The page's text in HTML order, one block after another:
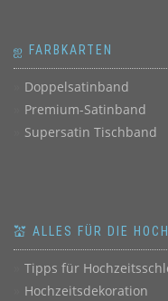
ஐ FARBKARTEN
Doppelsatinband
Premium-Satinband
Supersatin Tischband
💒 ALLES FÜR DIE
Tipps für
Hochzeitsdekoration